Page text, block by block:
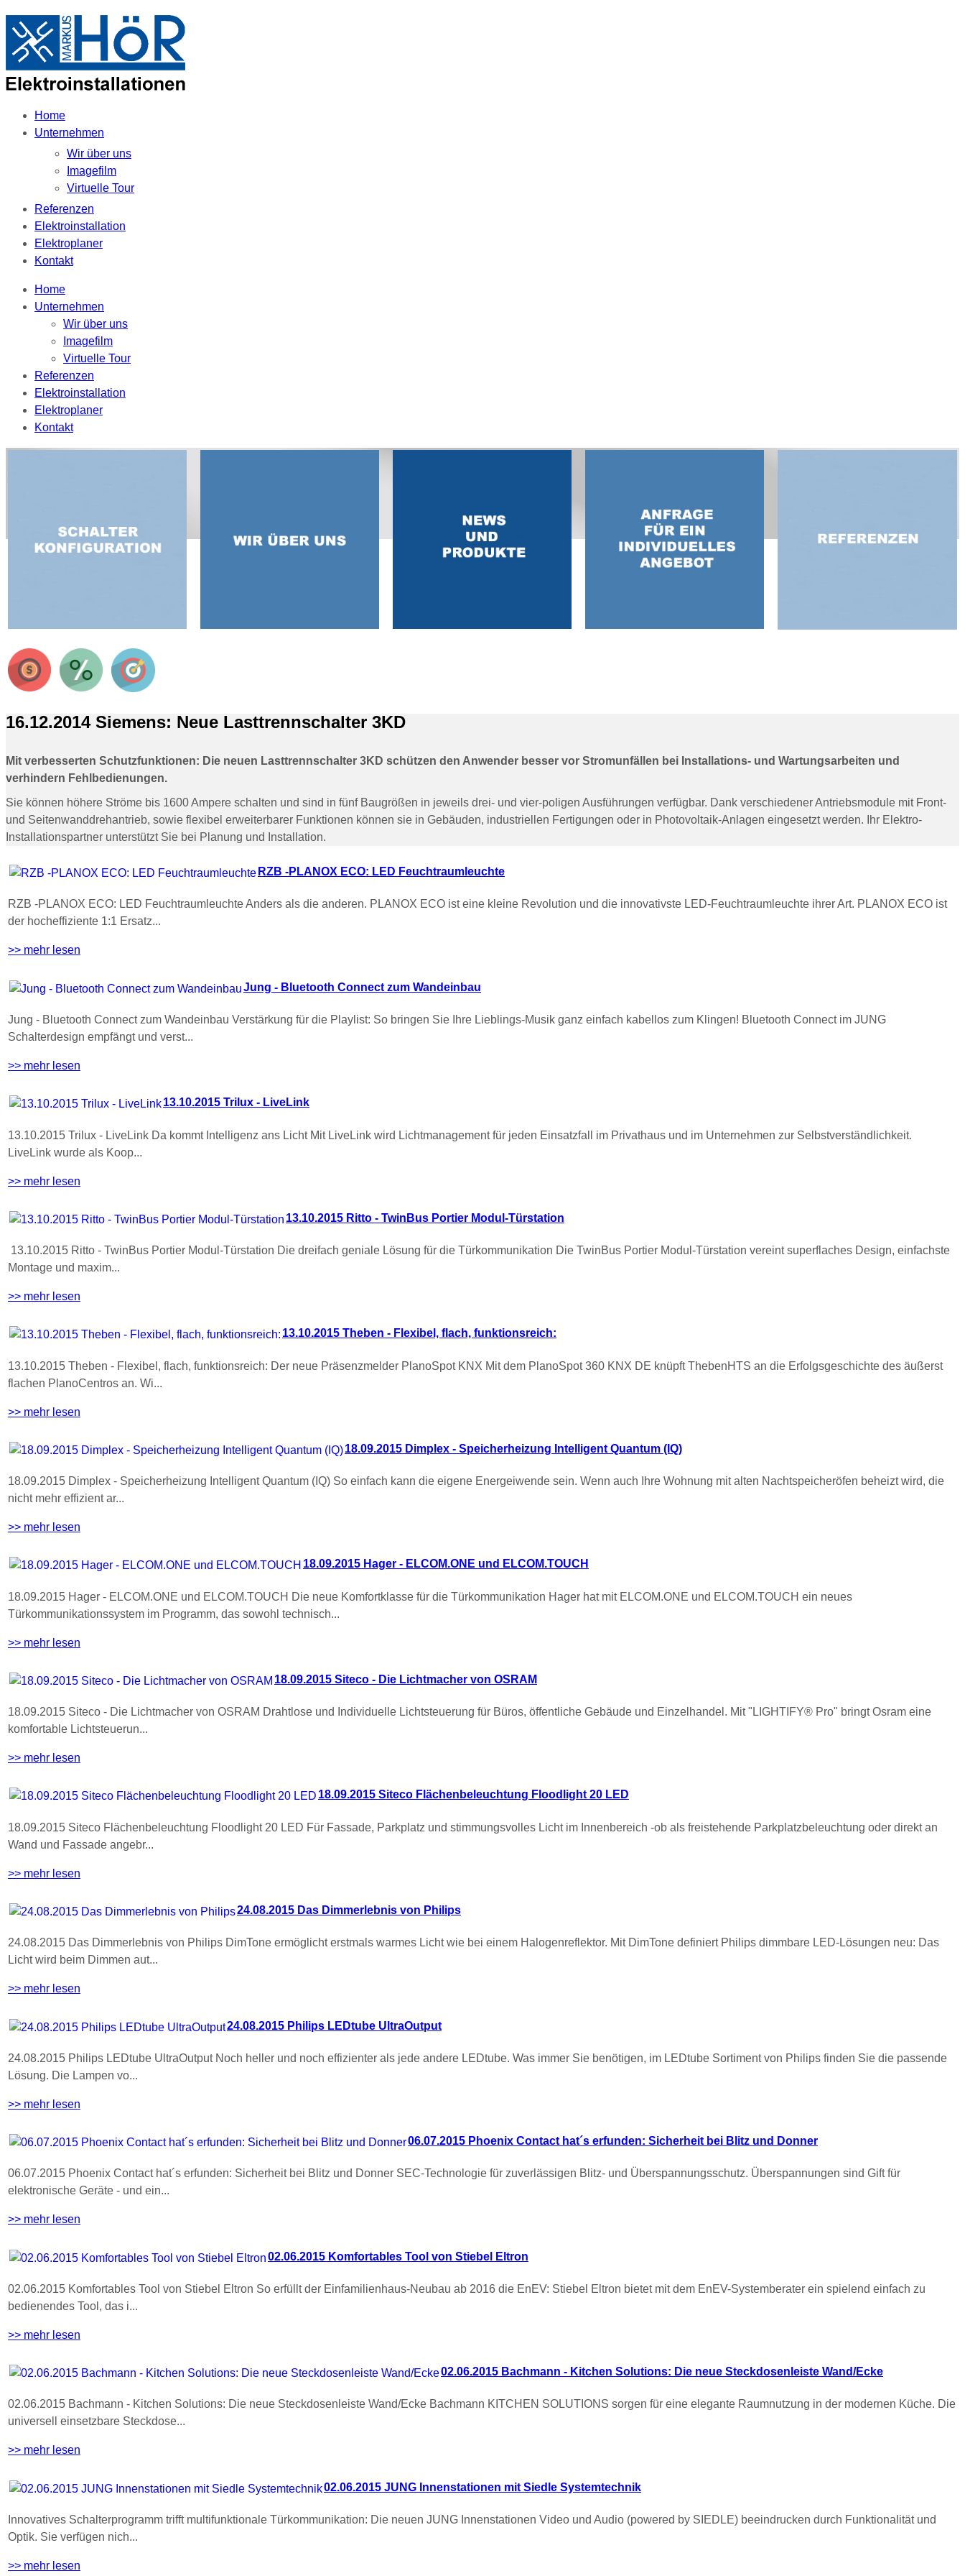
Home
Unternehmen
Wir über uns
Imagefilm
Virtuelle Tour
Referenzen
Elektroinstallation
Elektroplaner
Kontakt
Home
Unternehmen
Wir über uns
Imagefilm
Virtuelle Tour
Referenzen
Elektroinstallation
Elektroplaner
Kontakt
16.12.2014 Siemens: Neue Lasttrennschalter 3KD
Mit verbesserten Schutzfunktionen: Die neuen Lasttrennschalter 3KD schützen den Anwender besser vor Stromunfällen bei Installations- und Wartungsarbeiten und
verhindern Fehlbedienungen.
Sie können höhere Ströme bis 1600 Ampere schalten und sind in fünf Baugrößen in jeweils drei- und vier-poligen Ausführungen verfügbar. Dank verschiedener Antriebsmodule mit Front-
und Seitenwanddrehantrieb, sowie flexibel erweiterbarer Funktionen können sie in Gebäuden, industriellen Fertigungen oder in Photovoltaik-Anlagen eingesetzt werden. Ihr Elektro-
Installationspartner unterstützt Sie bei Planung und Installation.
RZB -PLANOX ECO: LED Feuchtraumleuchte
RZB -PLANOX ECO: LED Feuchtraumleuchte Anders als die anderen. PLANOX ECO ist eine kleine Revolution und die innovativste LED-Feuchtraumleuchte ihrer Art. PLANOX ECO ist
der hocheffiziente 1:1 Ersatz...
>> mehr lesen
Jung - Bluetooth Connect zum Wandeinbau
Jung - Bluetooth Connect zum Wandeinbau Verstärkung für die Playlist: So bringen Sie Ihre Lieblings-Musik ganz einfach kabellos zum Klingen! Bluetooth Connect im JUNG
Schalterdesign empfängt und verst...
>> mehr lesen
13.10.2015 Trilux - LiveLink
13.10.2015 Trilux - LiveLink Da kommt Intelligenz ans Licht Mit LiveLink wird Lichtmanagement für jeden Einsatzfall im Privathaus und im Unternehmen zur Selbstverständlichkeit.
LiveLink wurde als Koop...
>> mehr lesen
13.10.2015 Ritto - TwinBus Portier Modul-Türstation
13.10.2015 Ritto - TwinBus Portier Modul-Türstation Die dreifach geniale Lösung für die Türkommunikation Die TwinBus Portier Modul-Türstation vereint superflaches Design, einfachste
Montage und maxim...
>> mehr lesen
13.10.2015 Theben - Flexibel, flach, funktionsreich:
13.10.2015 Theben - Flexibel, flach, funktionsreich: Der neue Präsenzmelder PlanoSpot KNX Mit dem PlanoSpot 360 KNX DE knüpft ThebenHTS an die Erfolgsgeschichte des äußerst
flachen PlanoCentros an. Wi...
>> mehr lesen
18.09.2015 Dimplex - Speicherheizung Intelligent Quantum (IQ)
18.09.2015 Dimplex - Speicherheizung Intelligent Quantum (IQ) So einfach kann die eigene Energeiwende sein. Wenn auch Ihre Wohnung mit alten Nachtspeicheröfen beheizt wird, die
nicht mehr effizient ar...
>> mehr lesen
18.09.2015 Hager - ELCOM.ONE und ELCOM.TOUCH
18.09.2015 Hager - ELCOM.ONE und ELCOM.TOUCH Die neue Komfortklasse für die Türkommunikation Hager hat mit ELCOM.ONE und ELCOM.TOUCH ein neues
Türkommunikationssystem im Programm, das sowohl technisch...
>> mehr lesen
18.09.2015 Siteco - Die Lichtmacher von OSRAM
18.09.2015 Siteco - Die Lichtmacher von OSRAM Drahtlose und Individuelle Lichtsteuerung für Büros, öffentliche Gebäude und Einzelhandel. Mit "LIGHTIFY® Pro" bringt Osram eine
komfortable Lichtsteuerun...
>> mehr lesen
18.09.2015 Siteco Flächenbeleuchtung Floodlight 20 LED
18.09.2015 Siteco Flächenbeleuchtung Floodlight 20 LED Für Fassade, Parkplatz und stimmungsvolles Licht im Innenbereich -ob als freistehende Parkplatzbeleuchtung oder direkt an
Wand und Fassade angebr...
>> mehr lesen
24.08.2015 Das Dimmerlebnis von Philips
24.08.2015 Das Dimmerlebnis von Philips DimTone ermöglicht erstmals warmes Licht wie bei einem Halogenreflektor. Mit DimTone definiert Philips dimmbare LED-Lösungen neu: Das
Licht wird beim Dimmen aut...
>> mehr lesen
24.08.2015 Philips LEDtube UltraOutput
24.08.2015 Philips LEDtube UltraOutput Noch heller und noch effizienter als jede andere LEDtube. Was immer Sie benötigen, im LEDtube Sortiment von Philips finden Sie die passende
Lösung. Die Lampen vo...
>> mehr lesen
06.07.2015 Phoenix Contact hat´s erfunden: Sicherheit bei Blitz und Donner
06.07.2015 Phoenix Contact hat´s erfunden: Sicherheit bei Blitz und Donner SEC-Technologie für zuverlässigen Blitz- und Überspannungsschutz. Überspannungen sind Gift für
elektronische Geräte - und ein...
>> mehr lesen
02.06.2015 Komfortables Tool von Stiebel Eltron
02.06.2015 Komfortables Tool von Stiebel Eltron So erfüllt der Einfamilienhaus-Neubau ab 2016 die EnEV: Stiebel Eltron bietet mit dem EnEV-Systemberater ein spielend einfach zu
bedienendes Tool, das i...
>> mehr lesen
02.06.2015 Bachmann - Kitchen Solutions: Die neue Steckdosenleiste Wand/Ecke
02.06.2015 Bachmann - Kitchen Solutions: Die neue Steckdosenleiste Wand/Ecke Bachmann KITCHEN SOLUTIONS sorgen für eine elegante Raumnutzung in der modernen Küche. Die
universell einsetzbare Steckdose...
>> mehr lesen
02.06.2015 JUNG Innenstationen mit Siedle Systemtechnik
Innovatives Schalterprogramm trifft multifunktionale Türkommunikation: Die neuen JUNG Innenstationen Video und Audio (powered by SIEDLE) beeindrucken durch Funktionalität und
Optik. Sie verfügen nich...
>> mehr lesen